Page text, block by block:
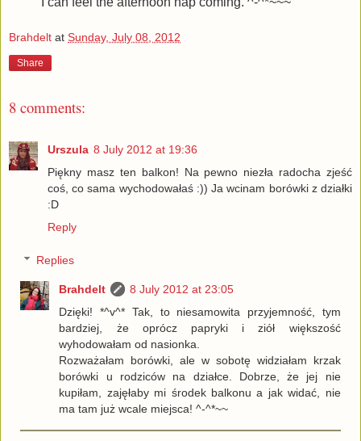
Brahdelt at Sunday, July 08, 2012
Share
8 comments:
Urszula 8 July 2012 at 19:36
Piękny masz ten balkon! Na pewno niezła radocha zjeść
coś, co sama wychodowałaś :)) Ja wcinam borówki z działki
:D
Reply
Replies
Brahdelt
8 July 2012 at 23:05
Dzięki! *^v^* Tak, to niesamowita przyjemność, tym
bardziej, że oprócz papryki i ziół większość
wyhodowałam od nasionka.
Rozważałam borówki, ale w sobotę widziałam krzak
borówki u rodziców na działce. Dobrze, że jej nie
kupiłam, zajęłaby mi środek balkonu a jak widać, nie
ma tam już wcale miejsca! ^-^*~~